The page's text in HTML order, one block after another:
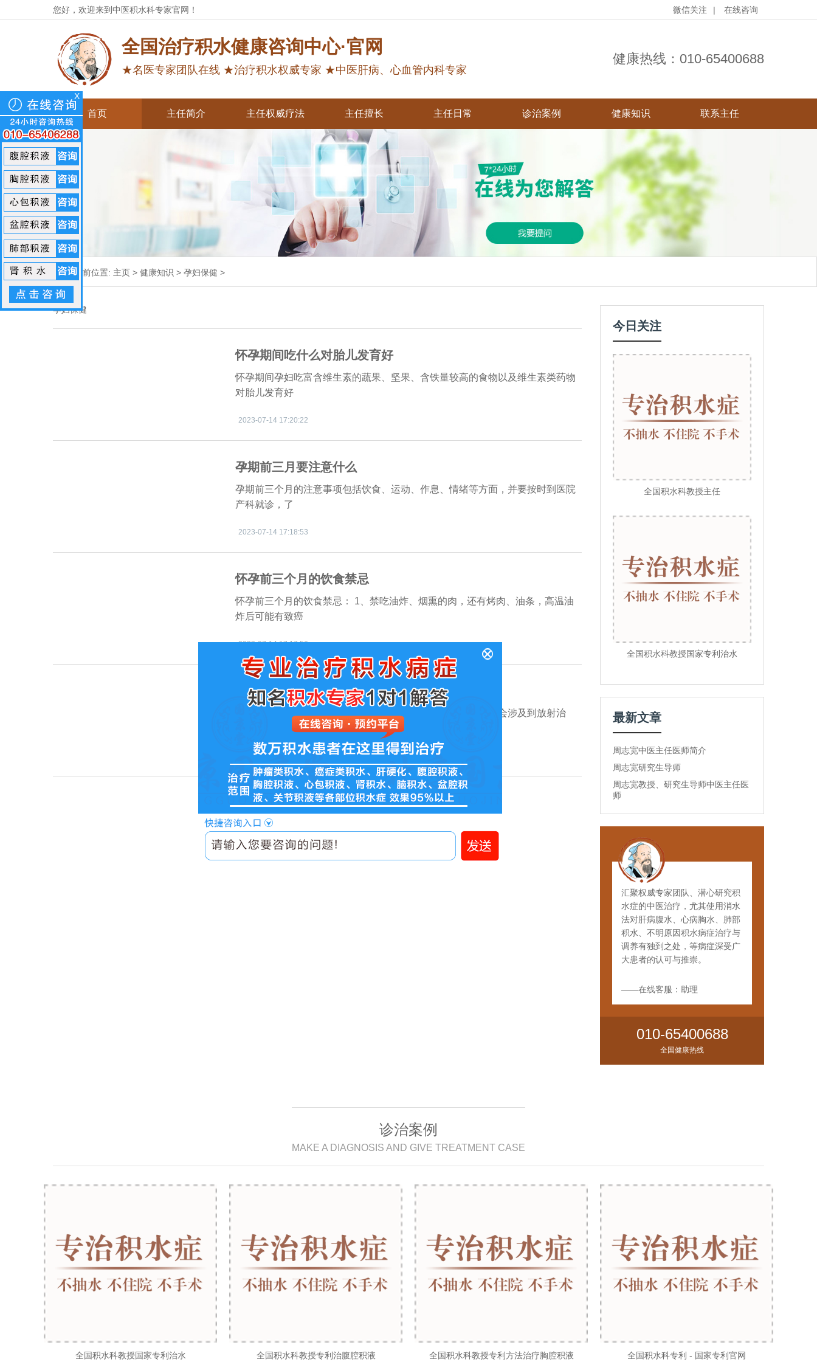
您好，欢迎来到中医积水科专家官网！ 微信关注 | 在线咨询
全国治疗积水健康咨询中心·官网
★名医专家团队在线 ★治疗积水权威专家 ★中医肝病、心血管内科专家
健康热线： 010-65400688
首页 主任简介 主任权威疗法 主任擅长 主任日常 诊治案例 健康知识 联系主任
当前位置: 主页 > 健康知识 > 孕妇保健 >
孕妇保健
怀孕期间吃什么对胎儿发育好
怀孕期间孕妇吃富含维生素的蔬果、坚果、含铁量较高的食物以及维生素类药物
对胎儿发育好
2023-07-14 17:20:22
孕期前三月要注意什么
孕期前三个月的注意事项包括饮食、运动、作息、情绪等方面，并要按时到医院
产科就诊，了
2023-07-14 17:18:53
怀孕前三个月的饮食禁忌
怀孕前三个月的饮食禁忌： 1、禁吃油炸、烟熏的肉，还有烤肉、油条，高温油
炸后可能有致癌
2023-07-14 17:17:56
胸膜炎积液怎么治疗
胸膜炎积液怎么治疗，一般恶性胸腔积液患者的治疗方案中都会涉及到放射治
疗，我们知道，
2019-09-29 17:35:05
共1页4条记录
今日关注
全国积水科教授主任
全国积水科教授国家专利治水
最新文章
周志宽中医主任医师简介
周志宽研究生导师
周志宽教授、研究生导师中医主任医
师
汇聚权威专家团队、潜心研究积
水症的中医治疗，尤其使用消水
法对肝病腹水、心病胸水、肺部
积水、不明原因积水病症治疗与
调养有独到之处，等病症深受广
大患者的认可与推崇。
——在线客服：助理
010-65400688
全国健康热线
诊治案例
MAKE A DIAGNOSIS AND GIVE TREATMENT CASE
全国积水科教授国家专利治水 全国积水科教授专利治腹腔积液 全国积水科教授专利方法治疗胸腔积液 全国积水科专利 - 国家专利官网
X